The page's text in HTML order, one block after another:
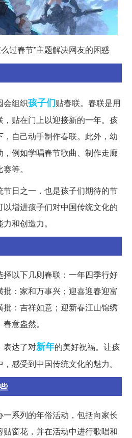
过春节”主题解决网友的困惑
会组织孩子们贴春联。春联是用
贴在门上以迎接新的一年。孩
自己动手制作春联。此外，幼
，例如学唱春节歌曲、制作走廊
等。
日之一，也是孩子们期待的节
增进孩子们对中国传统文化的
和创造力。
以下几则春联：一年四季行好
：家和万事兴；迎喜迎春迎富
：吉祥如意；迎新春江山锦绣
意盎然。
表达了对新年的美好祝福。让孩
感受到中国传统文化的魅力。
系列的年俗活动，包括向家长
窗花，并在活动中进行歌唱和